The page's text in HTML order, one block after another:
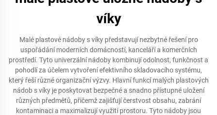
víky
Malé plastové nádoby s víky představují nezbytné řešení pro
uspořádání moderních domácností, kanceláří a komerčních
prostředí. Tyto univerzální nádoby kombinují odolnost, funkčnost a
pohodlí za účelem vytvoření efektivního skladovacího systému,
který řeší různé organizační výzvy. Hlavní funkcí malých plastových
nádob s víky je poskytovat bezpečné a snadno přístupné uložení
různých předmětů, přičemž zajišťují čerstvost obsahu, zabrání
kontaminaci a maximalizují využití prostoru. Tyto nádoby jsou